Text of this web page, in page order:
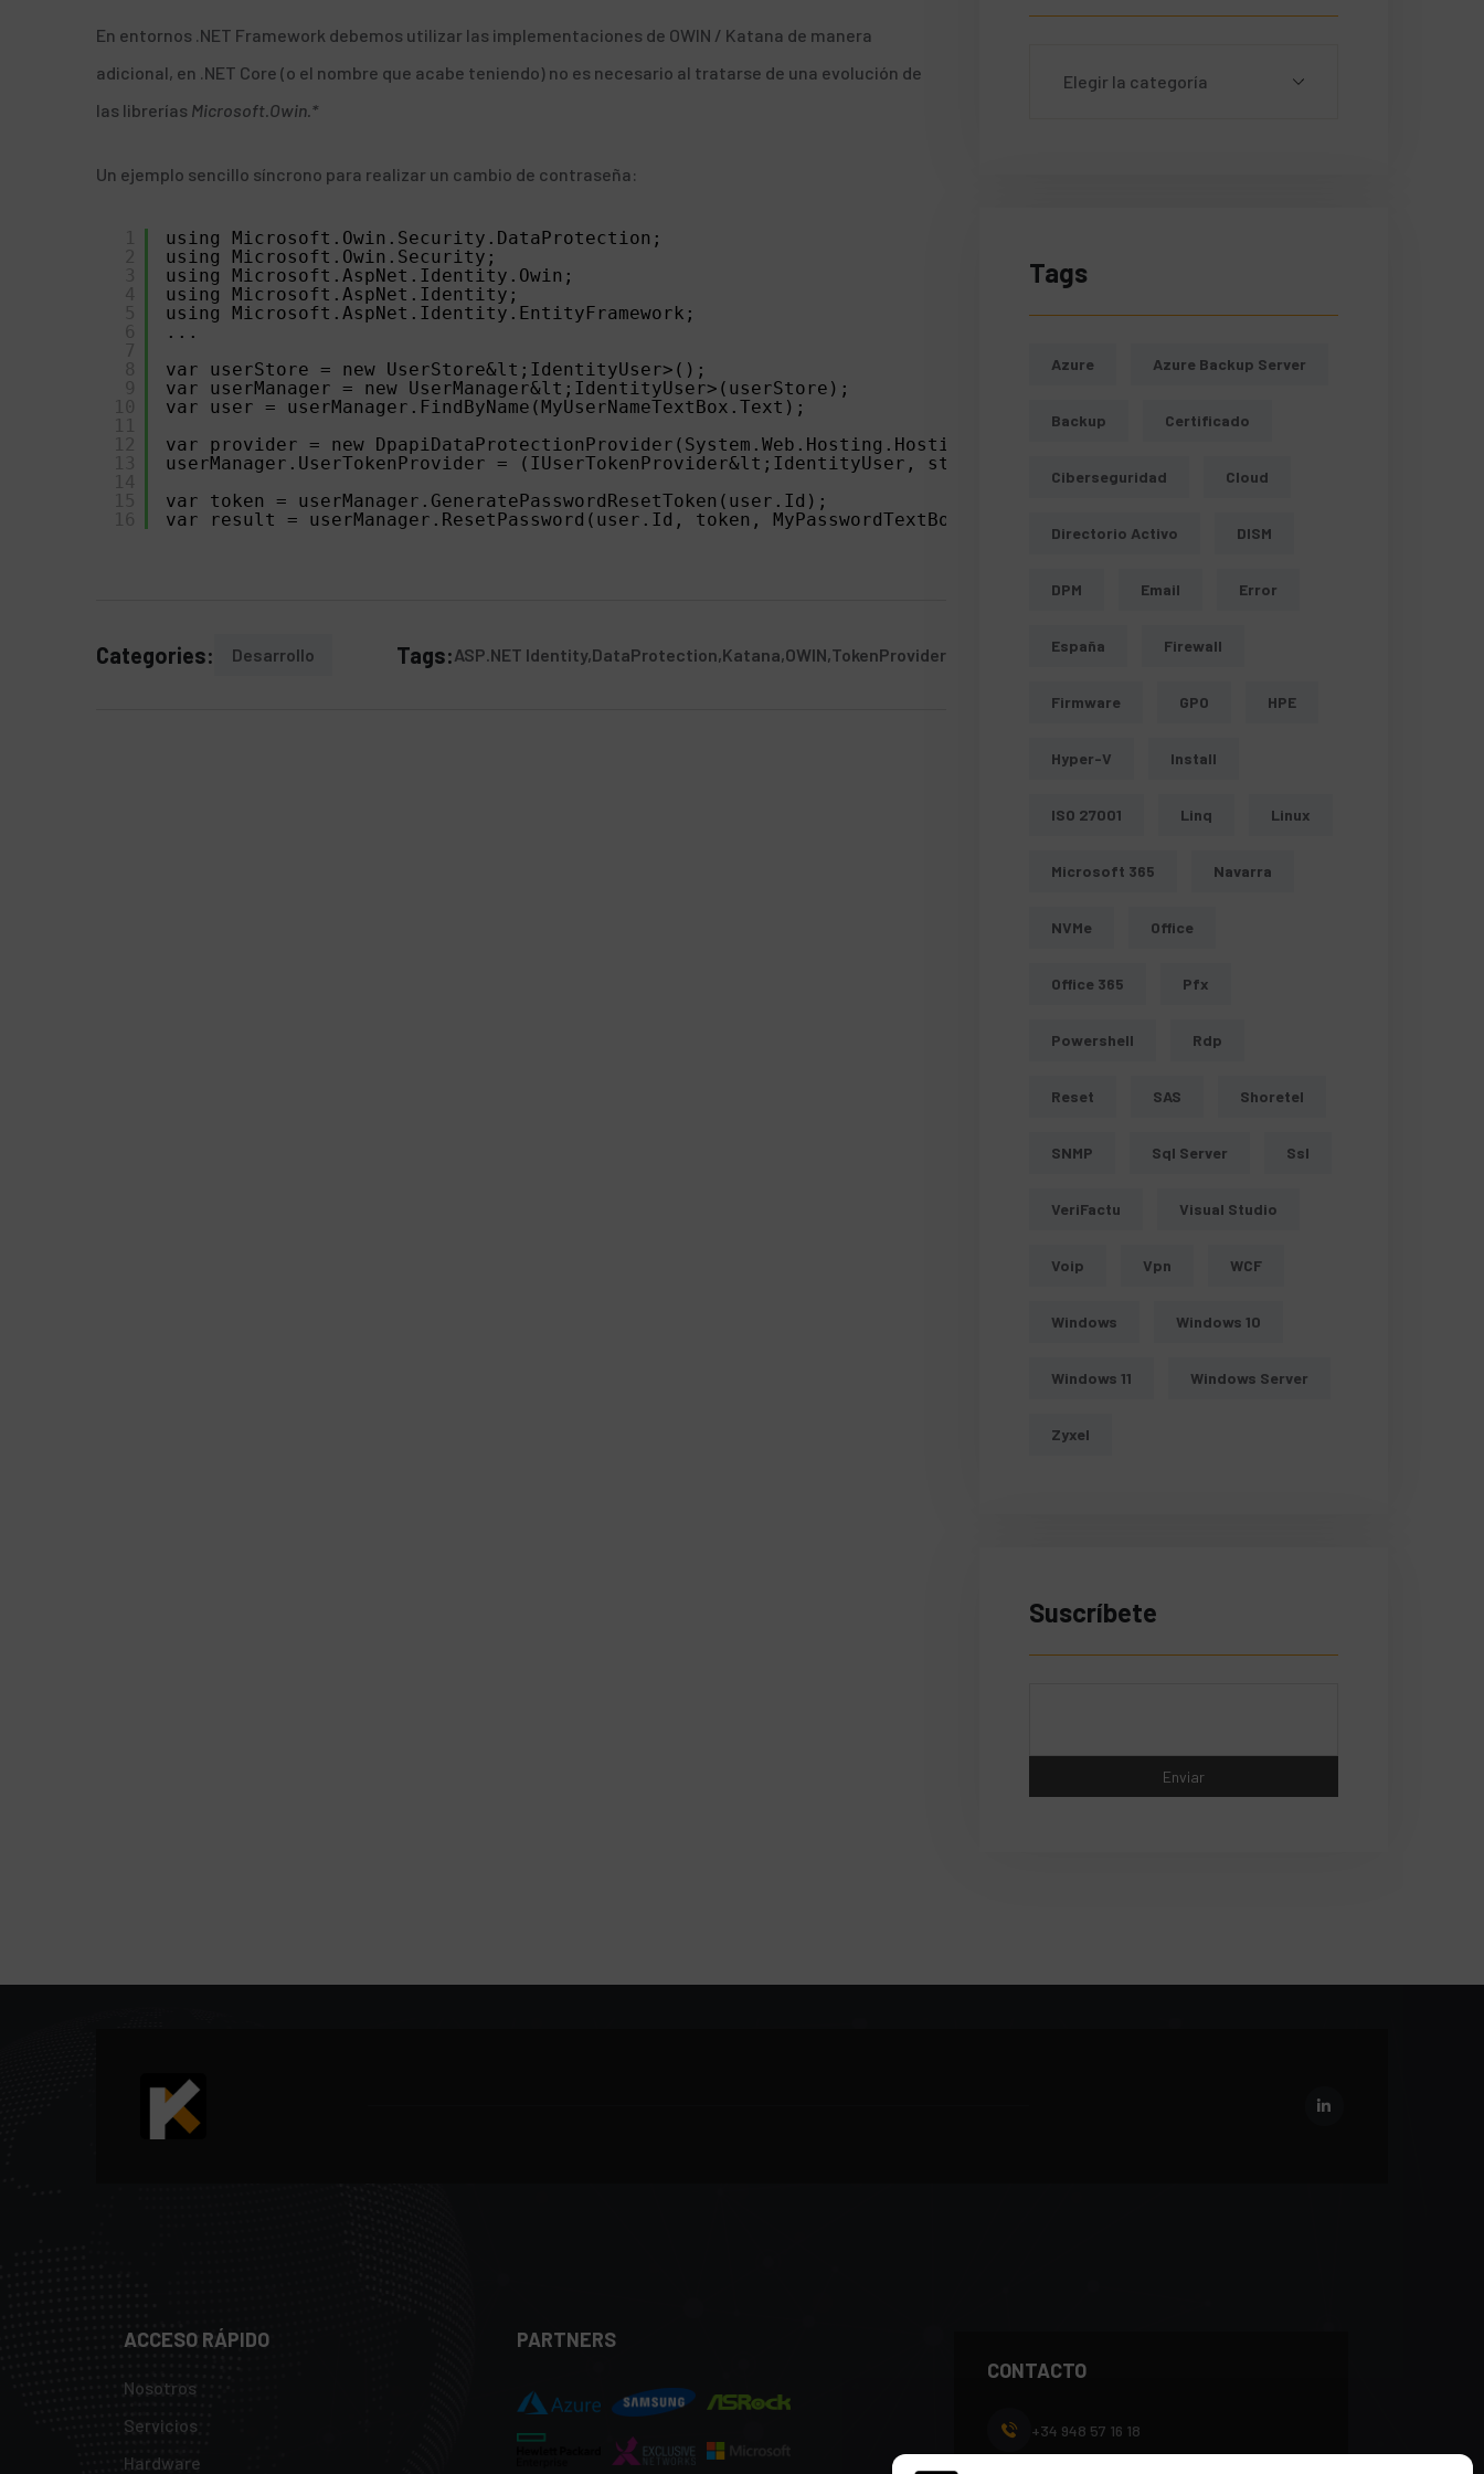
En entornos .NET Framework debemos utilizar las implementaciones de OWIN / Katana de manera
adicional, en .NET Core (o el nombre que acabe teniendo) no es necesario al tratarse de una evolución de
las librerías Microsoft.Owin.*
Un ejemplo sencillo síncrono para realizar un cambio de contraseña:
1
2
3
4
5
6
7
8
9
10
11
12
13
14
15
16
using Microsoft.Owin.Security.DataProtection;
using Microsoft.Owin.Security;
using Microsoft.AspNet.Identity.Owin;
using Microsoft.AspNet.Identity;
using Microsoft.AspNet.Identity.EntityFramework;
...
var userStore = new UserStore&lt;IdentityUser>();
var userManager = new UserManager&lt;IdentityUser>(userStore);
var user = userManager.FindByName(MyUserNameTextBox.Text);
var provider = new DpapiDataProtectionProvider(System.Web.Hosting.HostingEnvironment.ApplicationHost.GetSiteName());
userManager.UserTokenProvider = (IUserTokenProvider&lt;IdentityUser, string>)(new
var token = userManager.GeneratePasswordResetToken(user.Id);
var result = userManager.ResetPassword(user.Id, token, MyPasswordTextBox.Text);
Categories: Desarrollo Tags:ASP.NET Identity DataProtection Katana OWIN TokenProvider
Tags
Azure Azure Backup Server
Backup Certificado
Ciberseguridad Cloud
Directorio Activo DISM
DPM Email Error
España Firewall
Firmware GPO HPE
Hyper-V Install
ISO 27001 Linq Linux
Microsoft 365 Navarra
NVMe Office
Office 365 Pfx
Powershell Rdp
Reset SAS Shoretel
SNMP Sql Server Ssl
VeriFactu Visual Studio
Voip Vpn WCF
Windows Windows 10
Windows 11 Windows Server
Zyxel
Suscríbete
ACCESO RÁPIDO
Nosotros
Servicios
Hardware
PARTNERS
CONTACTO
+34 948 57 16 18